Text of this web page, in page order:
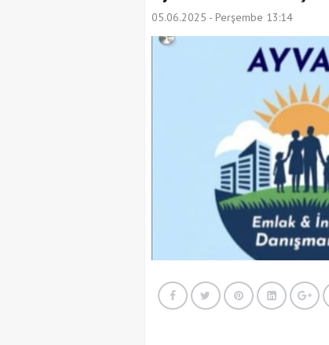
05.06.2025 - Perşembe 13:14